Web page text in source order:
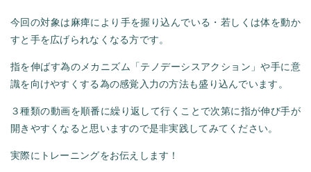
今回の対象は麻痺により手を握り込んでいる・若しくは体を動か
すと手を広げられなくなる方です。
指を伸ばす為のメカニズム「テノデーシスアクション」や手に意
識を向けやすくする為の感覚入力の方法も盛り込んでいます。
３種類の動画を順番に繰り返して行くことで次第に指が伸び手が
開きやすくなると思いますので是非実践してみてください。
実際にトレーニングをお伝えします！